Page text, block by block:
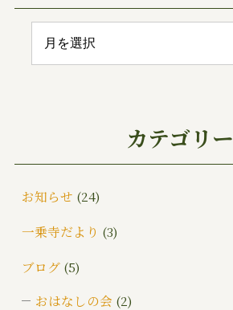
カテゴリー
お知らせ (24)
一乗寺だより (3)
ブログ(5)
おはなしの会 (2)